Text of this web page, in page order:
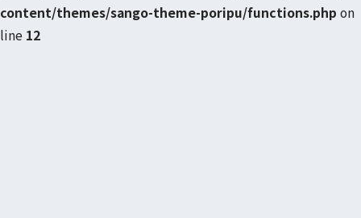
content/themes/sango-theme-poripu/functions.php on
line 12